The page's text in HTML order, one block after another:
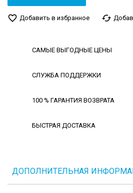
favorite_border Добавить в избранное cached
САМЫЕ ВЫГОДНЫЕ ЦЕНЫ
СЛУЖБА ПОДДЕРЖКИ
100 % ГАРАНТИЯ ВОЗВРАТА
БЫСТРАЯ ДОСТАВКА
ДОПОЛНИТЕЛЬНАЯ